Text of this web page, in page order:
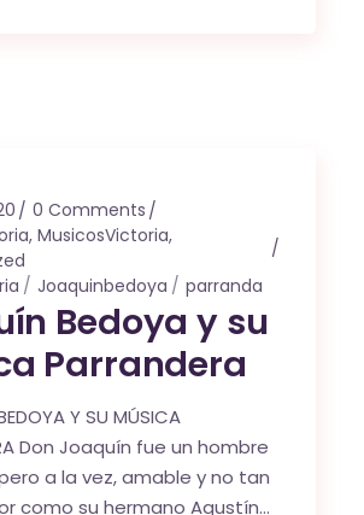
0 Comments
,MusicosVictoria,
Joaquinbedoya parranda
Bedoya y su
Parrandera
Y SU MÚSICA
Don Joaquín fue un hombre
a la vez, amable y no tan
como su hermano Agustín…